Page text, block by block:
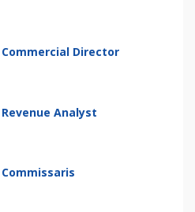
Commercial Director
Revenue Analyst
Commissaris